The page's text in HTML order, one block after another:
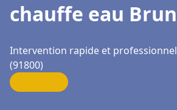
chauffe eau
Intervention rapide et
(91800)